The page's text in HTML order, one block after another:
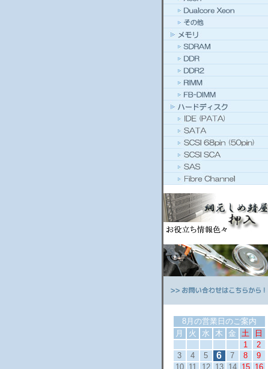
8月の営業日のご案内
月
火 水 木 金 土
日
1
2
3
4 5 6 7 8
9
10
11 12 13 14 15 16